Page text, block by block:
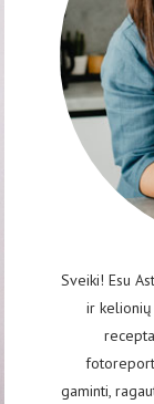
Sveiki! Esu
ir kelionių
gaminti,